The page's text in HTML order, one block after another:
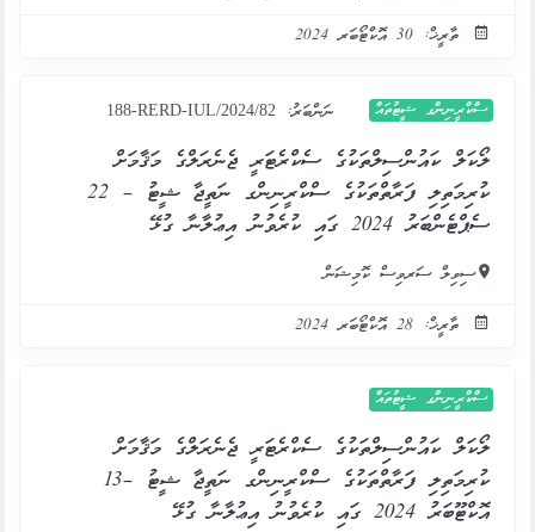
ތާރީޚް: 30 އޮކްޓޯބަރ 2024
ސްކްރީނިންގ ޝީޓުތައް ނަންބަރު: 188-RERD-IUL/2024/82
ލޯކަލް ކައުންސިލްތަކުގެ ސެކްރެޓަރީ ޖެނެރަލްގެ މަޤާމަށް
ކުރިމަތިލި ފަރާތްތަކުގެ ސްކްރީނިންގ ނަތީޖާ ޝީޓު – 22
ސެޕްޓެންބަރު 2024 ގައި ކުރެވުނު އިޢުލާނާ ގުޅޭ
ސިވިލް ސަރވިސް ކޮމިޝަން
ތާރީޚް: 28 އޮކްޓޯބަރ 2024
ސްކްރީނިންގ ޝީޓުތައް
ލޯކަލް ކައުންސިލްތަކުގެ ސެކްރެޓަރީ ޖެނެރަލްގެ މަޤާމަށް
ކުރިމަތިލި ފަރާތްތަކުގެ ސްކްރީނިންގ ނަތީޖާ ޝީޓު –13
އޮކްޓޫބަރު 2024 ގައި ކުރެވުނު އިޢުލާނާ ގުޅޭ